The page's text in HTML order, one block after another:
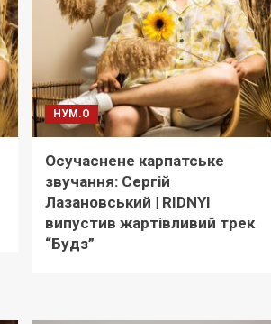
НУМ.О
Осучаснене карпатське
звучання: Сергій
Лазановський | RIDNYI
випустив жартівливий трек
“Будз”